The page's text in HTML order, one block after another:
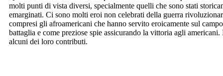
molti punti di vista diversi, specialmente quelli che sono stati
emarginati. Ci sono molti eroi non celebrati della guerra
compresi gli afroamericani che hanno servito eroicamente sul
battaglia e come preziose spie assicurando la vittoria agli americani.
alcuni dei loro contributi.